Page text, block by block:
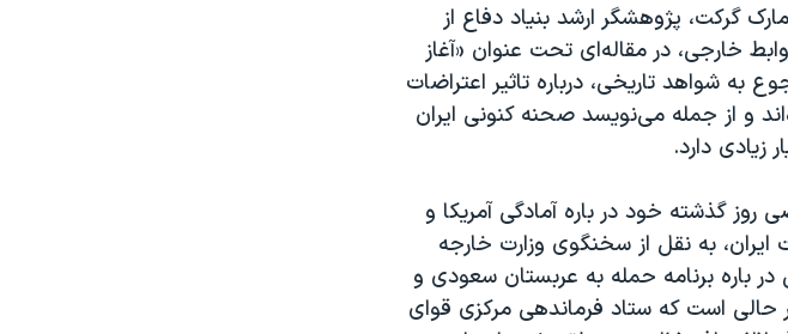
گرکت، پژوهشگر ارشد بنیاد دفاع از
خارجی، در مقاله‌ای تحت عنوان «آغاز
به شواهد تاریخی، درباره تاثیر اعتراضات
و از جمله می‌نویسد صحنه کنونی ایران
روز گذشته خود در باره آمادگی آمریکا و
به نقل از سخنگوی وزارت خارجه
باره برنامه حمله به عربستان سعودی و
است که ستاد فرماندهی مرکزی قوای